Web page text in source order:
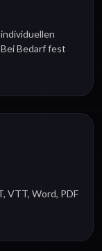
Bedarf fest
VTT, Word, PDF